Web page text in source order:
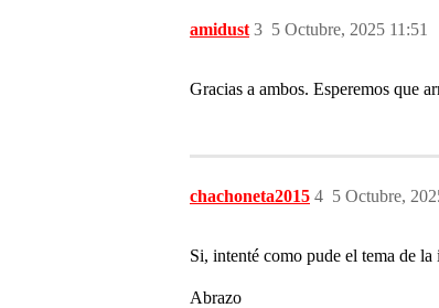
amidust 5 Octubre, 2025 11:51
3
Gracias a ambos. Esperemos que
chachoneta2015 5 Octubre,
4
Si, intenté como pude el tema de
Abrazo